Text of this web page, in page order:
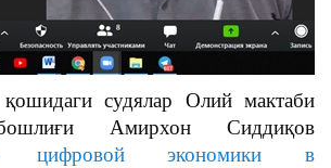
судялар Олий мактаби
Амирхон Сиддиқов
цифровой экономики в